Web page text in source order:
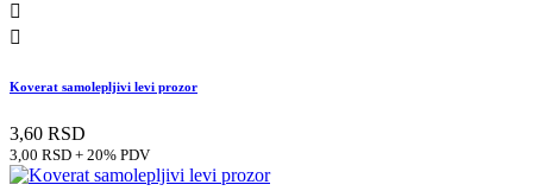


Koverat samolepljivi levi prozor
3,60 RSD
3,00 RSD + 20% PDV